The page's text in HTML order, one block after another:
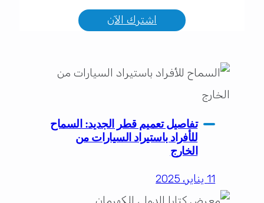
اشترك الآن
تفاصيل تعميم قطر الجديد: السماح
للأفراد باستيراد السيارات من
الخارج
11 يناير، 2025